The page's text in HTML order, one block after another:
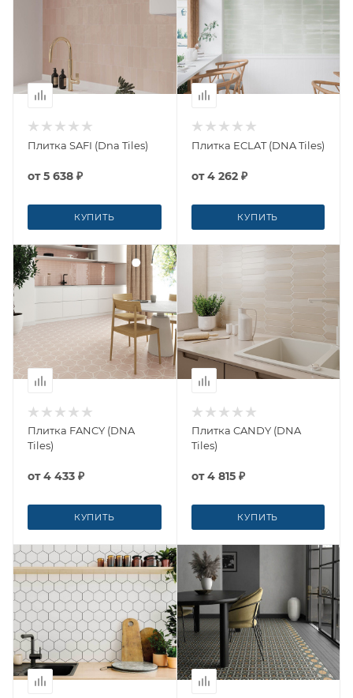
Плитка SAFI (Dna Tiles)
от5 638 ₽
КУПИТЬ
Плитка ECLAT (DNA Tiles)
от4 262 ₽
КУПИТЬ
Плитка FANCY (DNA
Tiles)
от4 433 ₽
КУПИТЬ
Плитка CANDY (DNA
Tiles)
от4 815 ₽
КУПИТЬ